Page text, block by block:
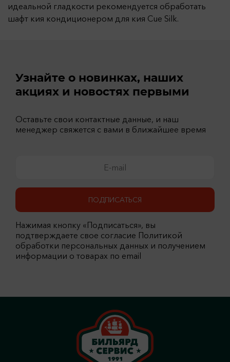
идеальной гладкости рекомендуется обработать
шафт кия кондиционером для кия Cue Silk.
Узнайте о новинках, наших
акциях и новостях первыми
Оставьте свои контактные данные, и наш
менеджер свяжется с вами в ближайшее время
ПОДПИСАТЬСЯ
Нажимая кнопку «Подписаться», вы
подтверждаете свое согласие Политикой
обработки персональных данных и получением
информации о товарах по email